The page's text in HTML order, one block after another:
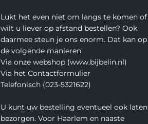
Lukt het even niet om langs te komen of
wilt u liever op afstand bestellen? Ook
daarmee steun je ons enorm. Dat kan op
de volgende manieren:
Via onze webshop (www.bijbelin.nl)
Via het Contactformulier
Telefonisch (023-5321622)
U kunt uw bestelling eventueel ook laten
bezorgen. Voor Haarlem en naaste